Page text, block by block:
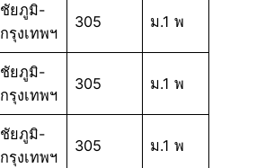
ชัยภูมิ-
กรุงเทพฯ
305 ม.1 พ
ชัยภูมิ-
กรุงเทพฯ
305 ม.1 พ
ชัยภูมิ-
กรุงเทพฯ
305 ม.1 พ